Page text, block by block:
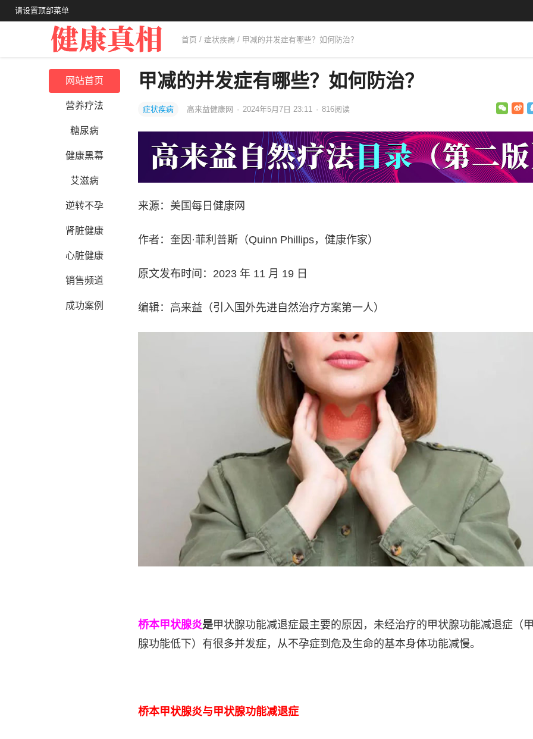
请设置顶部菜单
首页 / 症状疾病 / 甲减的并发症有哪些？如何防治？
网站首页
营养疗法
糖尿病
健康黑幕
艾滋病
逆转不孕
肾脏健康
心脏健康
销售频道
成功案例
甲减的并发症有哪些？如何防治？
症状疾病 高来益健康网 · 2024年5月7日 23:11 · 816阅读
来源：美国每日健康网
作者：奎因·菲利普斯（Quinn Phillips，健康作家）
原文发布时间：2023 年 11 月 19 日
编辑：高来益（引入国外先进自然治疗方案第一人）
桥本甲状腺炎是甲状腺功能减退症最主要的原因，未经治疗的甲状腺功能减退症（
腺功能低下）有很多并发症，从不孕症到危及生命的基本身体功能减慢。
桥本甲状腺炎与甲状腺功能减退症